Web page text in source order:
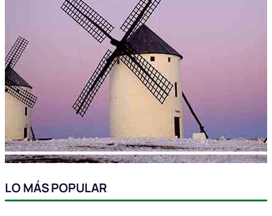
LO MÁS POPULAR